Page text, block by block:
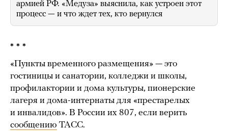
армией РФ. «Медуза» выяснила, как устроен этот
процесс — и что ждет тех, кто вернулся
* * *
«Пункты временного размещения» — это
гостиницы и санатории, колледжи и школы,
профилактории и дома культуры, пионерские
лагеря и дома-интернаты для «престарелых
и инвалидов». В России их 807, если верить
сообщению ТАСС.